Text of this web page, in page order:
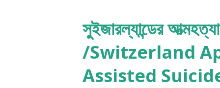
পারছে না। ভাষার ধাঁধায় গুলিয়ে যাচ্ছে
পরবর্তীটির চেয়ে আরও বিভ্রান্তিকর।
(C. Auguste Dupin) একজন
সুইজারল্যান্ডের
/Switzerland
Assisted